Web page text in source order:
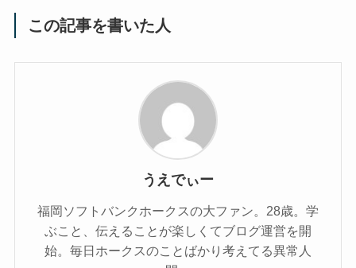
この記事を書いた人
うえでぃー
福岡ソフトバンクホークスの大ファン。28歳。学
ぶこと、伝えることが楽しくてブログ運営を開
始。毎日ホークスのことばかり考えてる異常人